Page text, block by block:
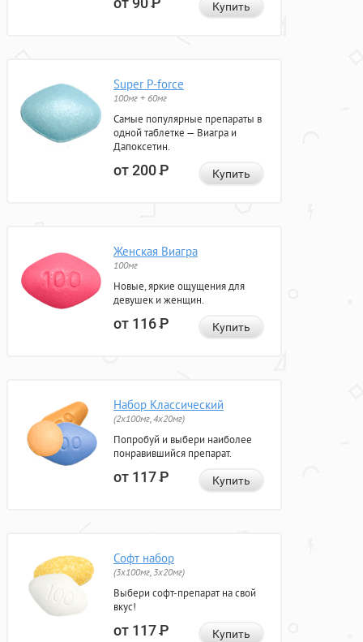
Купить
Super P-force
100мг + 60мг
Самые популярные препараты в
одной таблетке — Виагра и
Дапоксетин.
от 200Р Купить
Женская Виагра
100мг
Новые, яркие ощущения для
девушек и женщин.
от 116Р Купить
Набор Классический
(2x100мг, 4x20мг)
Попробуй и выбери наиболее
понравившийся препарат.
от 117Р Купить
Софт набор
(3x100мг, 3x20мг)
Выбери софт-препарат на свой
вкус!
от 117Р Купить